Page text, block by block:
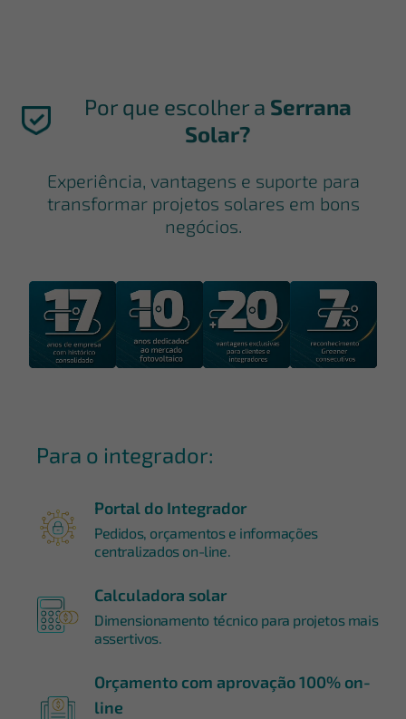
Por que escolher a Serrana
Solar?
Experiência, vantagens e suporte para
transformar projetos solares em bons
negócios.
Para o integrador:
Portal do Integrador
Pedidos, orçamentos e informações
centralizados on-line.
Calculadora solar
Dimensionamento técnico para projetos mais
assertivos.
Orçamento com aprovação 100% on-
line